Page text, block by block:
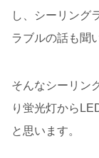
し、シーリング
ラブルの話も聞
そんなシーリン
り蛍光灯から
と思います。